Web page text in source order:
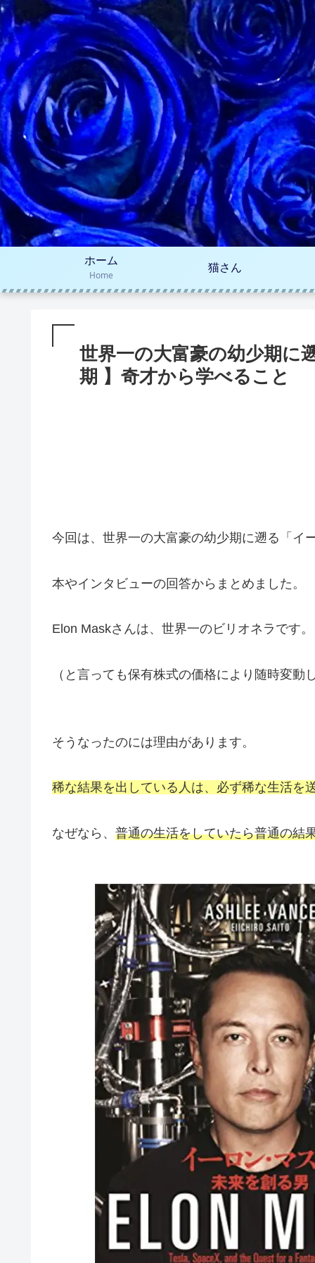
ホーム
Home
猫さん
世界一の大富豪の幼少期に
期 】奇才から学べること
今回は、世界一の大富豪の幼少期に遡る「イ
本やインタビューの回答からまとめました。
Elon Maskさんは、世界一のビリオネラです。
（と言っても保有株式の価格により随時変動
そうなったのには理由があります。
稀な結果を出している人は、必ず稀な生活を
なぜなら、 普通の生活をしていたら普通の結